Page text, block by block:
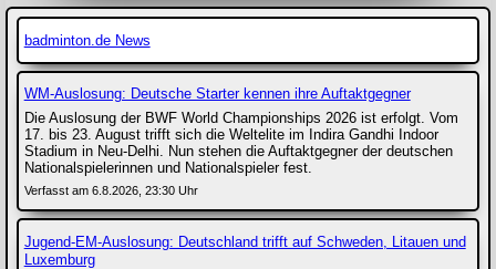
badminton.de News
WM-Auslosung: Deutsche Starter kennen ihre Auftaktgegner
Die Auslosung der BWF World Championships 2026 ist erfolgt. Vom
17. bis 23. August trifft sich die Weltelite im Indira Gandhi Indoor
Stadium in Neu-Delhi. Nun stehen die Auftaktgegner der deutschen
Nationalspielerinnen und Nationalspieler fest.
Verfasst am 6.8.2026, 23:30 Uhr
Jugend-EM-Auslosung: Deutschland trifft auf Schweden, Litauen und
Luxemburg